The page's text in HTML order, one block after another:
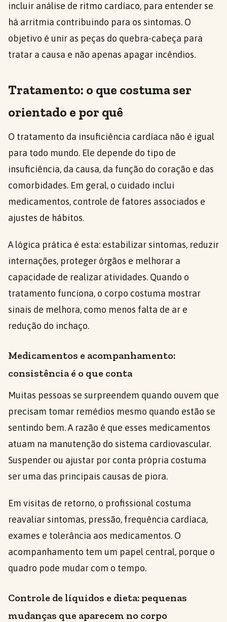
incluir análise de ritmo cardíaco, para entender se
há arritmia contribuindo para os sintomas. O
objetivo é unir as peças do quebra-cabeça para
tratar a causa e não apenas apagar incêndios.
Tratamento: o que costuma ser
orientado e por quê
O tratamento da insuficiência cardíaca não é igual
para todo mundo. Ele depende do tipo de
insuficiência, da causa, da função do coração e das
comorbidades. Em geral, o cuidado inclui
medicamentos, controle de fatores associados e
ajustes de hábitos.
A lógica prática é esta: estabilizar sintomas, reduzir
internações, proteger órgãos e melhorar a
capacidade de realizar atividades. Quando o
tratamento funciona, o corpo costuma mostrar
sinais de melhora, como menos falta de ar e
redução do inchaço.
Medicamentos e acompanhamento:
consistência é o que conta
Muitas pessoas se surpreendem quando ouvem que
precisam tomar remédios mesmo quando estão se
sentindo bem. A razão é que esses medicamentos
atuam na manutenção do sistema cardiovascular.
Suspender ou ajustar por conta própria costuma
ser uma das principais causas de piora.
Em visitas de retorno, o profissional costuma
reavaliar sintomas, pressão, frequência cardíaca,
exames e tolerância aos medicamentos. O
acompanhamento tem um papel central, porque o
quadro pode mudar com o tempo.
Controle de líquidos e dieta: pequenas
mudanças que aparecem no corpo